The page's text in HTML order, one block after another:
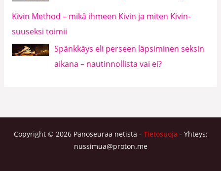
Kivin Method – mikä ihmeen Kivin ja miten Kivin-
suuseksi toimii
Spänkkäys eli perseen läpsiminen seksin
aikana – nautinnollista vai ei?
Copyright © 2026 Panoseuraa netistä - Tietosuoja - Yhteys:
nussimua@proton.me